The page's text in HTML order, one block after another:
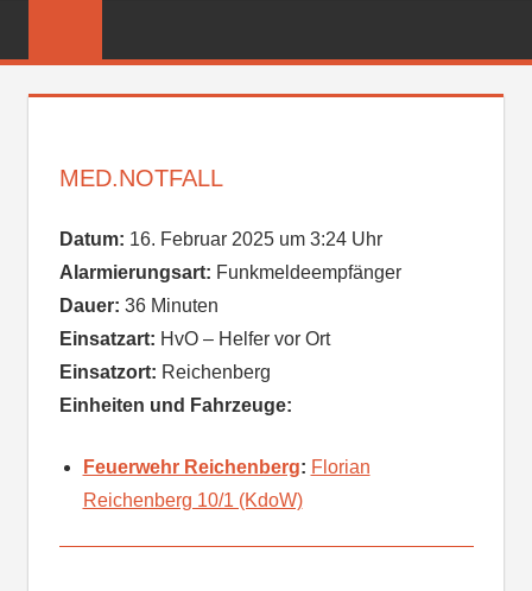
FEUERWEHR
MED.NOTFALL
Datum: 16. Februar 2025 um 3:24 Uhr
Alarmierungsart: Funkmeldeempfänger
Dauer: 36 Minuten
Einsatzart: HvO – Helfer vor Ort
Einsatzort: Reichenberg
Einheiten und Fahrzeuge:
Feuerwehr Reichenberg: Florian
Reichenberg 10/1 (KdoW)